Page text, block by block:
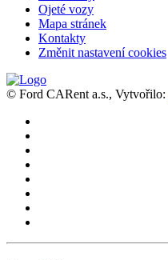
Ojeté vozy
Mapa stránek
Kontakty
Změnit nastavení cookies
© Ford CARent a.s., Vytvořilo: